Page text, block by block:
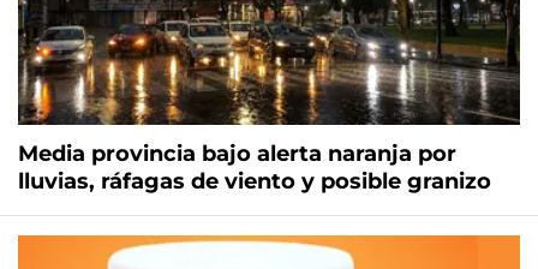
Media provincia bajo alerta naranja por
lluvias, ráfagas de viento y posible granizo